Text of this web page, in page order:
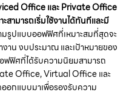
Office และ Private Office
ามารถเริ่มใช้งานได้ทันทีและมี
มรูปแบบออฟฟิศที่เหมาะสมที่สุดจะ
น งบประมาณ และเป้าหมายของ
ฟฟิศที่ได้รับความนิยมสามารถ
Office, Virtual Office และ
อกแบบมาเพื่อรองรับความ